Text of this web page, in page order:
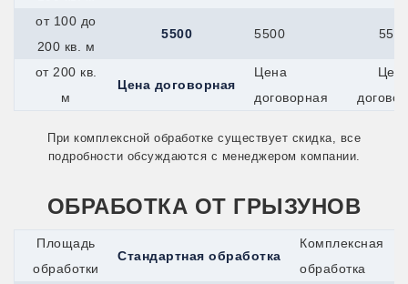
Мамадыш
Минеральные-Воды
Минусинск
Мичуринск
Можга
Муром
Нефтекамск
Новомичуринск
от 100 до
200 кв. м
5500 5500
от 200 кв.
м
Цена договорная
Цена
договорная
При комплексной обработке существует скидка, все
подробности обсуждаются с менеджером компании.
ОБРАБОТКА ОТ ГРЫЗУНОВ
Площадь
обработки
Стандартная обработка
Комплексная
обработка